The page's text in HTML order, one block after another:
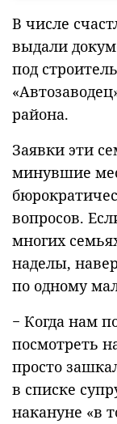
В числе
выдали
под
района.
Заявки эти
минувшие
вопросов.
многих
наделы,
по одному
− Когда нам
посмотреть
просто
в списке
накануне «в